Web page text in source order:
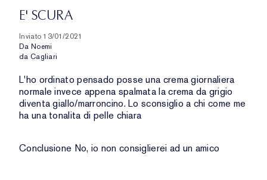
E' SCURA
Inviato 13/01/2021
Da Noemi
da Cagliari
L'ho ordinato pensado posse una crema giornaliera
normale invece appena spalmata la crema da grigio
diventa giallo/marroncino. Lo sconsiglio a chi come me
ha una tonalita di pelle chiara
Conclusione No, io non consiglierei ad un amico